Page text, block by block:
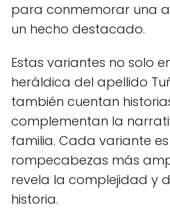
para conmemorar una
un hecho destacado.
Estas variantes no solo
heráldica del apellido
también cuentan
complementan la
familia. Cada variante
rompecabezas más
revela la complejidad y
historia.